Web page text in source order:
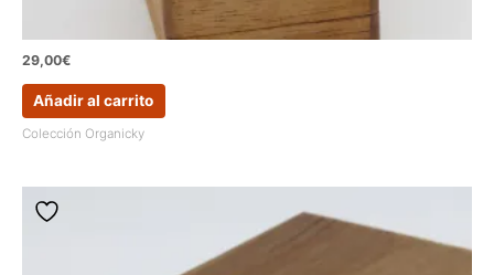
29,00€
Añadir al carrito
Colección Organicky